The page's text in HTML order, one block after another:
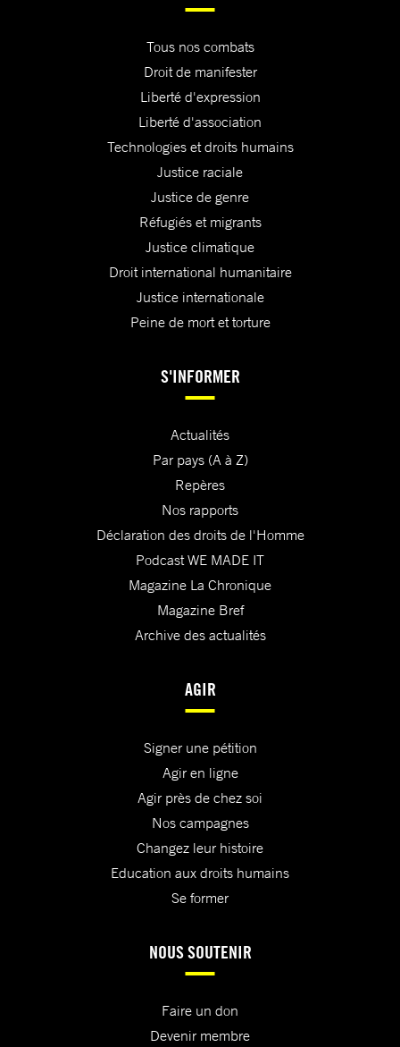
Tous nos combats
Droit de manifester
Liberté d'expression
Liberté d'association
Technologies et droits humains
Justice raciale
Justice de genre
Réfugiés et migrants
Justice climatique
Droit international humanitaire
Justice internationale
Peine de mort et torture
S'INFORMER
Actualités
Par pays (A à Z)
Repères
Nos rapports
Déclaration des droits de l'Homme
Podcast WE MADE IT
Magazine La Chronique
Magazine Bref
Archive des actualités
AGIR
Signer une pétition
Agir en ligne
Agir près de chez soi
Nos campagnes
Changez leur histoire
Education aux droits humains
Se former
NOUS SOUTENIR
Faire un don
Devenir membre